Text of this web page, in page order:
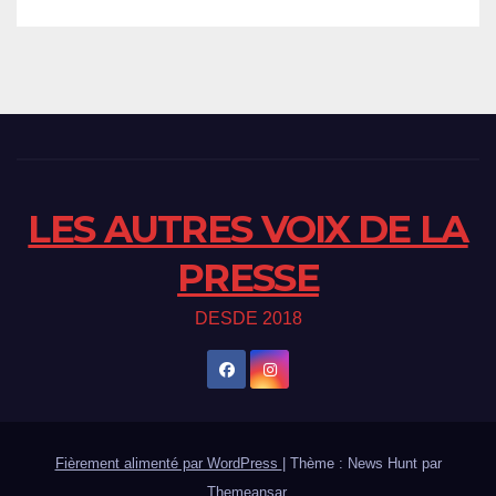
LES AUTRES VOIX DE LA
PRESSE
DESDE 2018
Fièrement alimenté par WordPress
Thème : News Hunt par
Themeansar.